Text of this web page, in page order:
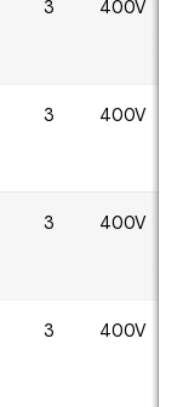
3 400V
3 400V
3 400V
3 400V